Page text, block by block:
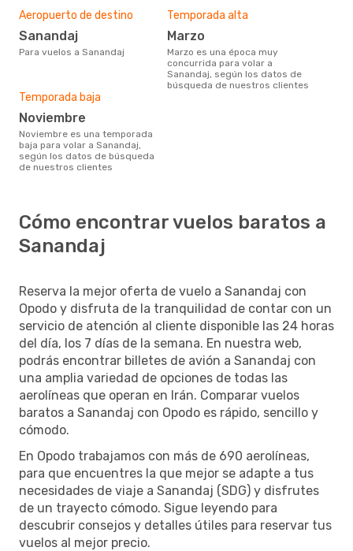
Aeropuerto de destino
Sanandaj
Para vuelos a Sanandaj
Temporada alta
marzo
marzo es una época muy
concurrida para volar a
Sanandaj, según los datos de
búsqueda de nuestros clientes
Temporada baja
noviembre
noviembre es una temporada
baja para volar a Sanandaj,
según los datos de búsqueda
de nuestros clientes
Cómo encontrar vuelos baratos a
Sanandaj
Reserva la mejor oferta de vuelo a Sanandaj con
Opodo y disfruta de la tranquilidad de contar con un
servicio de atención al cliente disponible las 24 horas
del día, los 7 días de la semana. En nuestra web,
podrás encontrar billetes de avión a Sanandaj con
una amplia variedad de opciones de todas las
aerolíneas que operan en Irán. Comparar vuelos
baratos a Sanandaj con Opodo es rápido, sencillo y
cómodo.
En Opodo trabajamos con más de 690 aerolíneas,
para que encuentres la que mejor se adapte a tus
necesidades de viaje a Sanandaj (SDG) y disfrutes
de un trayecto cómodo. Sigue leyendo para
descubrir consejos y detalles útiles para reservar tus
vuelos al mejor precio.